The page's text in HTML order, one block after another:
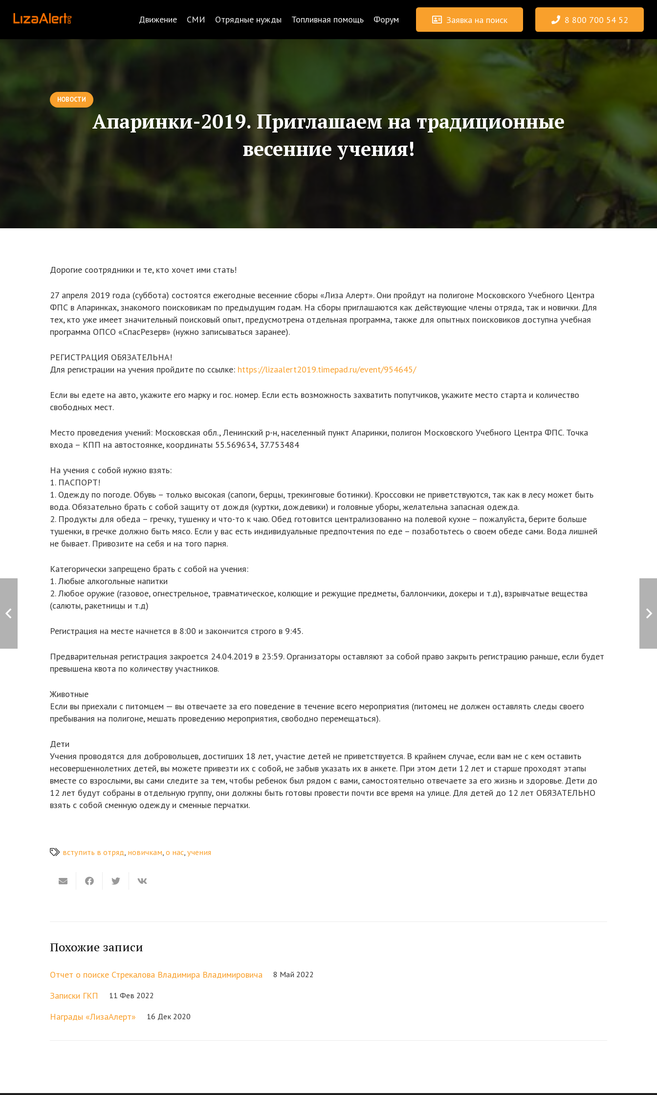
Движение СМИ Отрядные нужды Топливная помощь Форум Заявка на поиск 8 800 700 54 52
НОВОСТИ
Апаринки-2019. Приглашаем на традиционные
весенние учения!
Дорогие соотрядники и те, кто хочет ими стать!
27 апреля 2019 года (суббота) состоятся ежегодные весенние сборы «Лиза Алерт». Они пройдут на полигоне Московского Учебного Центра
ФПС в Апаринках, знакомого поисковикам по предыдущим годам. На сборы приглашаются как действующие члены отряда, так и новички. Для
тех, кто уже имеет значительный поисковый опыт, предусмотрена отдельная программа, также для опытных поисковиков доступна учебная
программа ОПСО «СпасРезерв» (нужно записываться заранее).
РЕГИСТРАЦИЯ ОБЯЗАТЕЛЬНА!
Для регистрации на учения пройдите по ссылке: https://lizaalert2019.timepad.ru/event/954645/
Если вы едете на авто, укажите его марку и гос. номер. Если есть возможность захватить попутчиков, укажите место старта и количество
свободных мест.
Место проведения учений: Московская обл., Ленинский р-н, населенный пункт Апаринки, полигон Московского Учебного Центра ФПС. Точка
входа – КПП на автостоянке, координаты 55.569634, 37.753484
На учения с собой нужно взять:
1. ПАСПОРТ!
1. Одежду по погоде. Обувь – только высокая (сапоги, берцы, трекинговые ботинки). Кроссовки не приветствуются, так как в лесу может быть
вода. Обязательно брать с собой защиту от дождя (куртки, дождевики) и головные уборы, желательна запасная одежда.
2. Продукты для обеда – гречку, тушенку и что-то к чаю. Обед готовится централизованно на полевой кухне – пожалуйста, берите больше
тушенки, в гречке должно быть мясо. Если у вас есть индивидуальные предпочтения по еде – позаботьтесь о своем обеде сами. Вода лишней
не бывает. Привозите на себя и на того парня.
Категорически запрещено брать с собой на учения:
1. Любые алкогольные напитки
2. Любое оружие (газовое, огнестрельное, травматическое, колющие и режущие предметы, баллончики, докеры и т.д), взрывчатые вещества
(салюты, ракетницы и т.д)
Регистрация на месте начнется в 8:00 и закончится строго в 9:45.
Предварительная регистрация закроется 24.04.2019 в 23:59. Организаторы оставляют за собой право закрыть регистрацию раньше, если будет
превышена квота по количеству участников.
Животные
Если вы приехали с питомцем — вы отвечаете за его поведение в течение всего мероприятия (питомец не должен оставлять следы своего
пребывания на полигоне, мешать проведению мероприятия, свободно перемещаться).
Дети
Учения проводятся для добровольцев, достигших 18 лет, участие детей не приветствуется. В крайнем случае, если вам не с кем оставить
несовершеннолетних детей, вы можете привезти их с собой, не забыв указать их в анкете. При этом дети 12 лет и старше проходят этапы
вместе со взрослыми, вы сами следите за тем, чтобы ребенок был рядом с вами, самостоятельно отвечаете за его жизнь и здоровье. Дети до
12 лет будут собраны в отдельную группу, они должны быть готовы провести почти все время на улице. Для детей до 12 лет ОБЯЗАТЕЛЬНО
взять с собой сменную одежду и сменные перчатки.
вступить в отряд новичкам ,о нас ,учения
Похожие записи
Отчет о поиске Стрекалова Владимира Владимировича 8 Май 2022
Записки ГКП 11 Фев 2022
Награды «ЛизаАлерт» 16 Дек 2020